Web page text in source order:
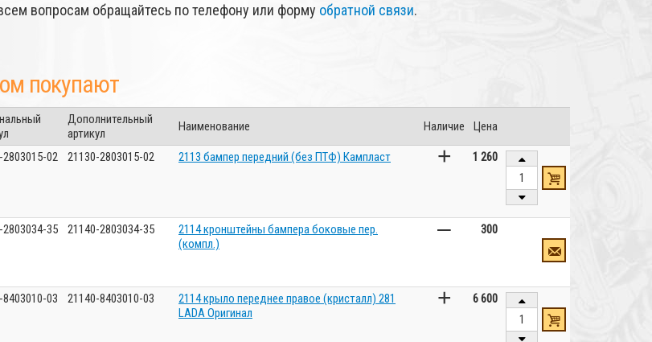
вопросам обращайтесь по телефону или форму обратной связи.
покупают
Дополнительный
артикул
Наименование Наличие Цена
2803015-02 21130-2803015-02 2113 бампер передний (без ПТФ) Кампласт + 1 260
2803034-35 21140-2803034-35
2114 кронштейны бампера боковые пер.
(компл.)
– 300
03 21140-8403010-03
2114 крыло переднее правое (кристалл) 281
LADA Оригинал
+ 6 600